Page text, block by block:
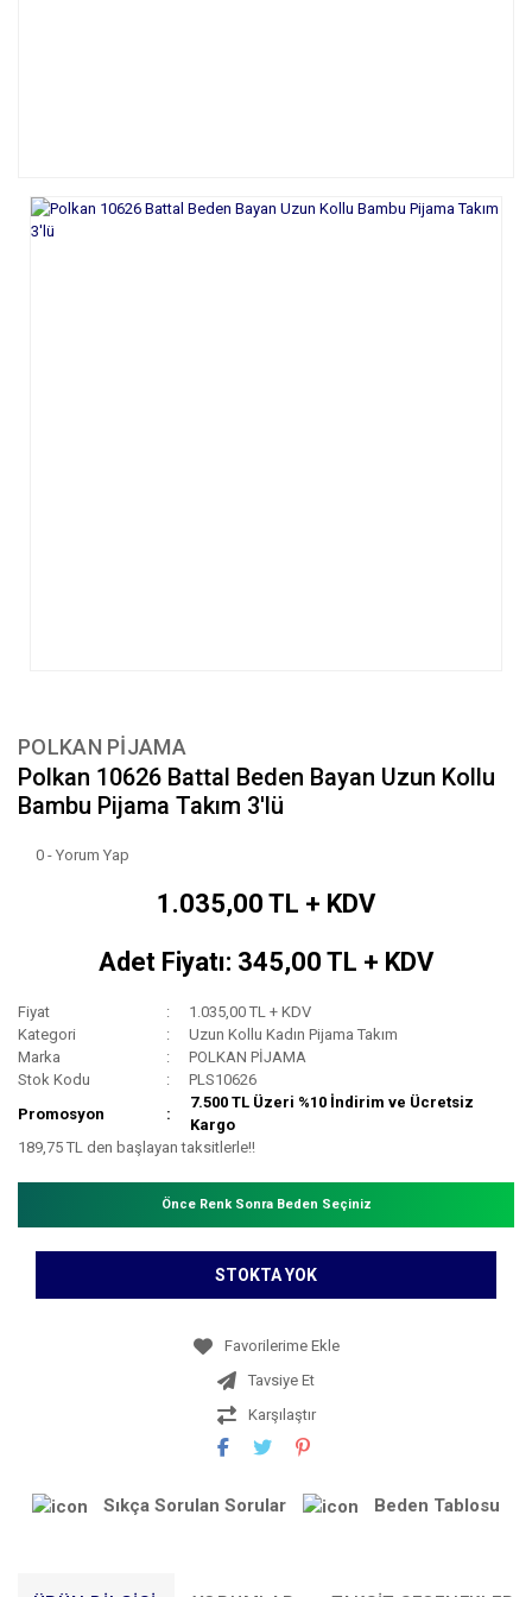
POLKAN PİJAMA
Polkan 10626 Battal Beden Bayan Uzun Kollu
Bambu Pijama Takım 3'lü
0 - Yorum Yap
1.035,00 TL + KDV
Adet Fiyatı: 345,00 TL + KDV
Fiyat
1.035,00 TL + KDV
Kategori
Uzun Kollu Kadın Pijama Takım
Marka
POLKAN PİJAMA
Stok Kodu
PLS10626
Promosyon
7.500 TL Üzeri %10 İndirim ve Ücretsiz
Kargo
189,75 TL den başlayan taksitlerle!!
Önce Renk Sonra Beden Seçiniz
STOKTA YOK
Tavsiye Et
Karşılaştır
Sıkça Sorulan Sorular Beden Tablosu